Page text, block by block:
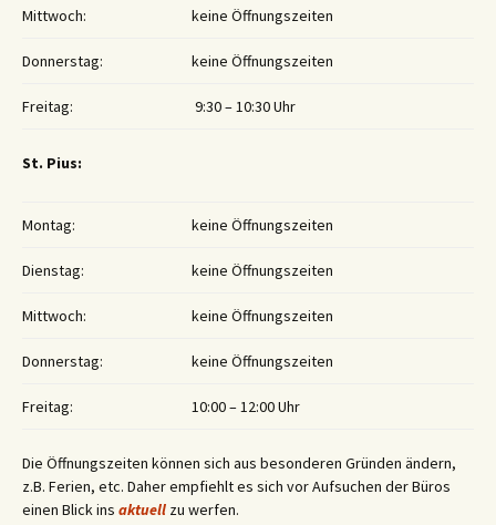
Mittwoch: keine Öffnungszeiten
Donnerstag: keine Öffnungszeiten
Freitag: 9:30 – 10:30 Uhr
St. Pius:
Montag: keine Öffnungszeiten
Dienstag: keine Öffnungszeiten
Mittwoch: keine Öffnungszeiten
Donnerstag: keine Öffnungszeiten
Freitag: 10:00 – 12:00 Uhr
Die Öffnungszeiten können sich aus besonderen Gründen ändern,
z.B. Ferien, etc. Daher empfiehlt es sich vor Aufsuchen der Büros
einen Blick ins aktuell zu werfen.